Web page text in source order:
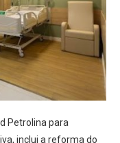
Petrolina para
inclui a reforma do